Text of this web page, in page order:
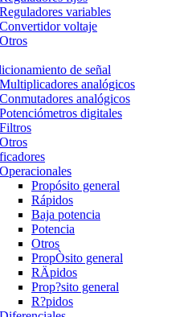
Reguladores variables
Convertidor voltaje
Otros
de señal
Multiplicadores analógicos
Conmutadores analógicos
Potenciómetros digitales
Filtros
Otros
Operacionales
Propósito general
Rápidos
Baja potencia
Potencia
Otros
PropÒsito general
RÄpidos
Prop?sito general
R?pidos